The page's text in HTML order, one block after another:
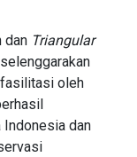
dan Triangular
oleh
dan